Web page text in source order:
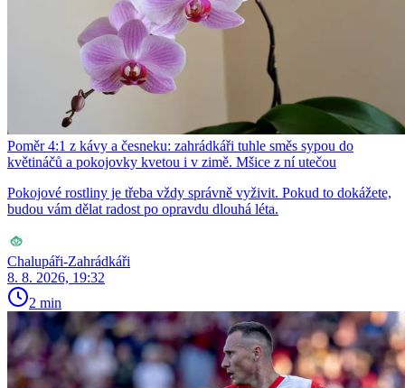
Poměr 4:1 z kávy a česneku: zahrádkáři tuhle směs sypou do
květináčů a pokojovky kvetou i v zimě. Mšice z ní utečou
Pokojové rostliny je třeba vždy správně vyživit. Pokud to dokážete,
budou vám dělat radost po opravdu dlouhá léta.
Chalupáři-Zahrádkáři
8. 8. 2026, 19:32
2 min